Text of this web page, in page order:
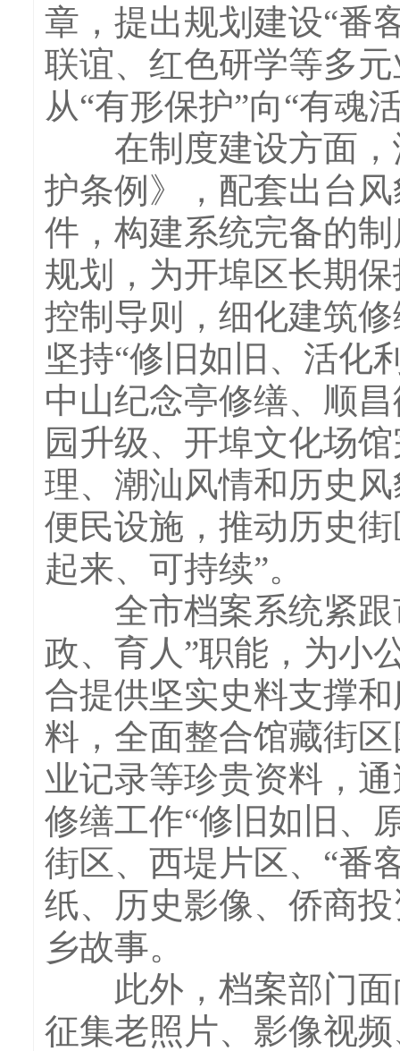
章，提出规划建设“番
联谊、红色研学等多
从“有形保护”向“有魂
在制度建设方面，
护条例》，配套出台
件，构建系统完备的
规划，为开埠区长期
控制导则，细化建筑
坚持“修旧如旧、活化
中山纪念亭修缮、顺
园升级、开埠文化场
理、潮汕风情和历史
便民设施，推动历史
起来、可持续”。
全市档案系统紧跟
政、育人”职能，为小
合提供坚实史料支撑
料，全面整合馆藏街
业记录等珍贵资料，
修缮工作“修旧如旧、
街区、西堤片区、“番
纸、历史影像、侨商
乡故事。
此外，档案部门面
征集老照片、影像视